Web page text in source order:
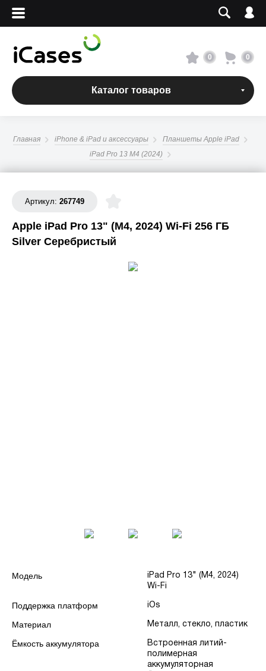
Вход
Сервисный центр
О магазине
+7 495 960-31-54
+7 800 500-31-47
0 0
Каталог товаров
Главная iPhone & iPad и аксессуары
Планшеты Apple iPad
iPad Pro 13 M4 (2024)
Артикул: 267749
Apple iPad Pro 13" (M4, 2024) Wi-Fi 256 ГБ
Silver Серебристый
Модель
iPad Pro 13" (M4, 2024)
Wi-Fi
Поддержка платформ iOs
Материал Металл, стекло, пластик
Ёмкость аккумулятора
Встроенная литий-
полимерная
аккумуляторная